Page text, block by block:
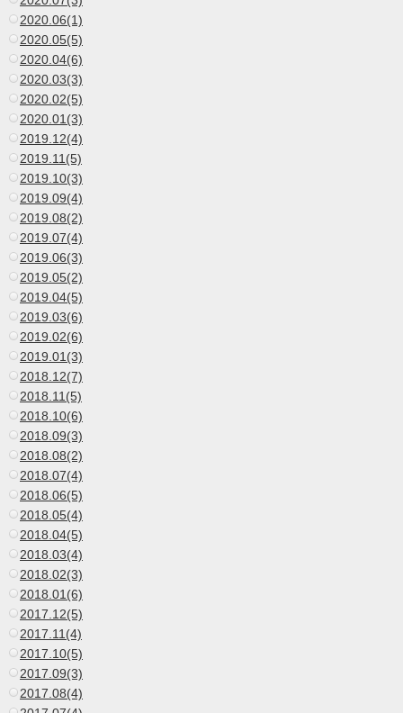
2020.06(1)
2020.05(5)
2020.04(6)
2020.03(3)
2020.02(5)
2020.01(3)
2019.12(4)
2019.11(5)
2019.10(3)
2019.09(4)
2019.08(2)
2019.07(4)
2019.06(3)
2019.05(2)
2019.04(5)
2019.03(6)
2019.02(6)
2019.01(3)
2018.12(7)
2018.11(5)
2018.10(6)
2018.09(3)
2018.08(2)
2018.07(4)
2018.06(5)
2018.05(4)
2018.04(5)
2018.03(4)
2018.02(3)
2018.01(6)
2017.12(5)
2017.11(4)
2017.10(5)
2017.09(3)
2017.08(4)